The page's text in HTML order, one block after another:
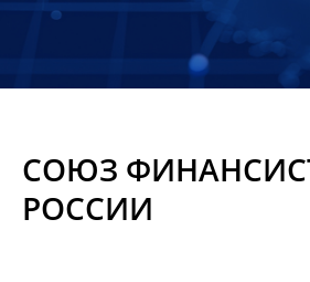
Материалы
СОЮЗ
РОССИИ